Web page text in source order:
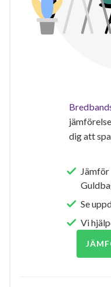
dig att
Se
Vi